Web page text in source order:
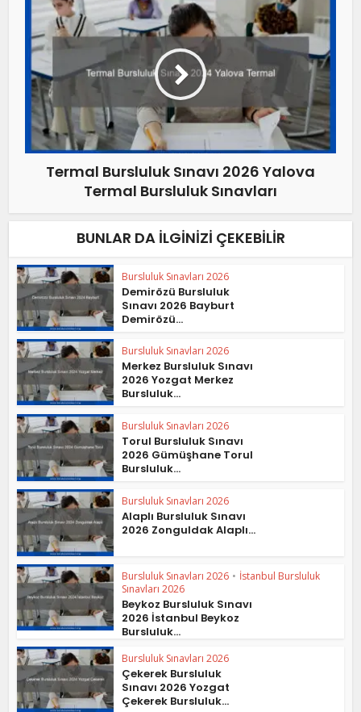
Termal Bursluluk Sınavı 2026 Yalova
Termal Bursluluk Sınavları
BUNLAR DA İLGINIZI ÇEKEBILIR
Bursluluk Sınavları 2026
Demirözü Bursluluk
Sınavı 2026 Bayburt
Demirözü...
Bursluluk Sınavları 2026
Merkez Bursluluk Sınavı
2026 Yozgat Merkez
Bursluluk...
Bursluluk Sınavları 2026
Torul Bursluluk Sınavı
2026 Gümüşhane Torul
Bursluluk...
Bursluluk Sınavları 2026
Alaplı Bursluluk Sınavı
2026 Zonguldak Alaplı...
Bursluluk Sınavları 2026 • İstanbul Bursluluk
Sınavları 2026
Beykoz Bursluluk Sınavı
2026 İstanbul Beykoz
Bursluluk...
Bursluluk Sınavları 2026
Çekerek Bursluluk
Sınavı 2026 Yozgat
Çekerek Bursluluk...